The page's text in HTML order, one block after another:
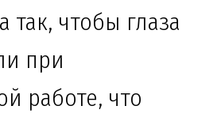
так, чтобы глаза
при
работе, что